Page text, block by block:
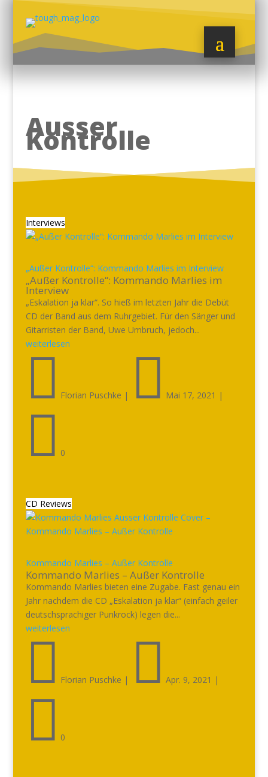
Ausser
Kontrolle
Interviews
„Außer Kontrolle“: Kommando Marlies im Interview
„Außer Kontrolle“: Kommando Marlies im
Interview
„Eskalation ja klar“. So hieß im letzten Jahr die Debüt
CD der Band aus dem Ruhrgebiet. Für den Sänger und
Gitarristen der Band, Uwe Umbruch, jedoch...
weiterlesen
 Florian Puschke |  Mai 17, 2021 |
 0
CD Reviews
Kommando Marlies – Außer Kontrolle
Kommando Marlies – Außer Kontrolle
Kommando Marlies bieten eine Zugabe. Fast genau ein
Jahr nachdem die CD „Eskalation ja klar“ (einfach geiler
deutschsprachiger Punkrock) legen die...
weiterlesen
 Florian Puschke |  Apr. 9, 2021 |
 0